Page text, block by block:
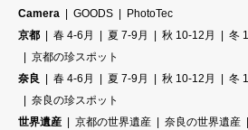
Camera GOODS
PhotoTec
京都
春 4-6月 夏 7-9月 秋 10-12月 冬
京都の珍スポット
奈良
春 4-6月 夏 7-9月 秋 10-12月 冬
奈良の珍スポット
世界遺産
京都の世界遺産 奈良の世界遺産